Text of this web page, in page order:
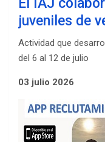
juveniles de
Actividad que
del 6 al 12 de julio
03 julio 2026